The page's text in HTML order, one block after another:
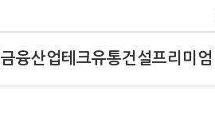
금융산업테크유통건설프리미엄